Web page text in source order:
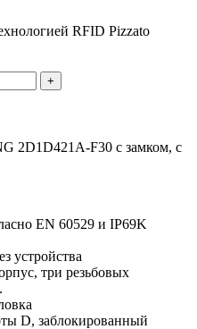
RFID Pizzato
+
2D1D421A-F30 с замком, с
EN 60529 и IP69K
устройства
три резьбовых
D, заблокированный